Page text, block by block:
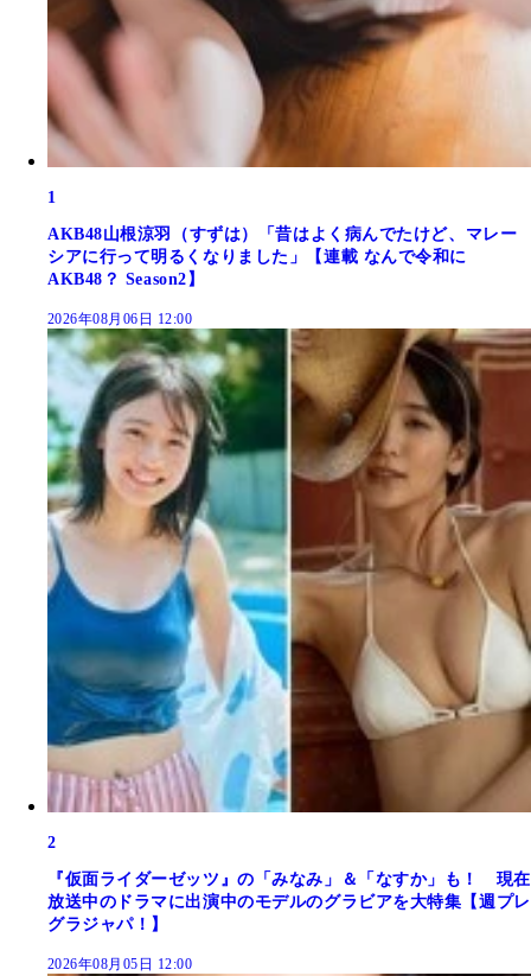
1
AKB48山根涼羽（すずは）「昔はよく病んでたけど、マレー
シアに行って明るくなりました」【連載 なんで令和に
AKB48？ Season2】
2026年08月06日 12:00
2
『仮面ライダーゼッツ』の「みなみ」＆「なすか」も！ 現在
放送中のドラマに出演中のモデルのグラビアを大特集【週プレ
グラジャパ！】
2026年08月05日 12:00